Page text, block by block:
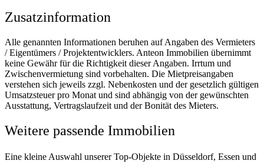
Zusatzinformation
Alle genannten Informationen beruhen auf Angaben des Vermieters
/ Eigentümers / Projektentwicklers. Anteon Immobilien übernimmt
keine Gewähr für die Richtigkeit dieser Angaben. Irrtum und
Zwischenvermietung sind vorbehalten. Die Mietpreisangaben
verstehen sich jeweils zzgl. Nebenkosten und der gesetzlich gültigen
Umsatzsteuer pro Monat und sind abhängig von der gewünschten
Ausstattung, Vertragslaufzeit und der Bonität des Mieters.
Weitere passende Immobilien
Eine kleine Auswahl unserer Top-Objekte in Düsseldorf, Essen und